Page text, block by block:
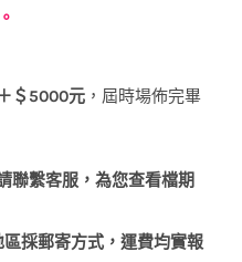
＄5000元 ，屆時場佈完畢
聯繫客服，為您查看檔期
採郵寄方式，運費均實報